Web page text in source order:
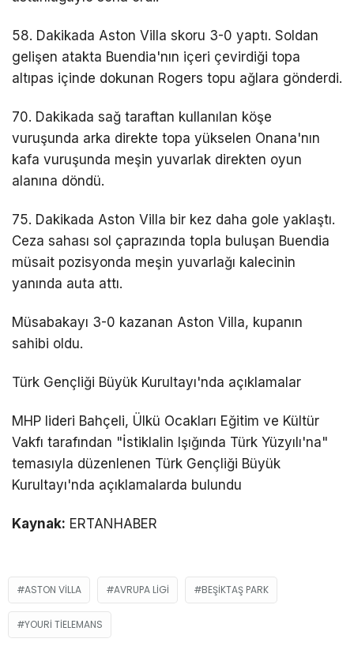
58. Dakikada Aston Villa skoru 3-0 yaptı. Soldan
gelişen atakta Buendia'nın içeri çevirdiği topa
altıpas içinde dokunan Rogers topu ağlara gönderdi.
70. Dakikada sağ taraftan kullanılan köşe
vuruşunda arka direkte topa yükselen Onana'nın
kafa vuruşunda meşin yuvarlak direkten oyun
alanına döndü.
75. Dakikada Aston Villa bir kez daha gole yaklaştı.
Ceza sahası sol çaprazında topla buluşan Buendia
müsait pozisyonda meşin yuvarlağı kalecinin
yanında auta attı.
Müsabakayı 3-0 kazanan Aston Villa, kupanın
sahibi oldu.
Türk Gençliği Büyük Kurultayı'nda açıklamalar
MHP lideri Bahçeli, Ülkü Ocakları Eğitim ve Kültür
Vakfı tarafından "İstiklalin Işığında Türk Yüzyılı'na"
temasıyla düzenlenen Türk Gençliği Büyük
Kurultayı'nda açıklamalarda bulundu
Kaynak: ERTANHABER
ASTON VILLA AVRUPA LIGI BEŞIKTAŞ PARK
YOURI TIELEMANS